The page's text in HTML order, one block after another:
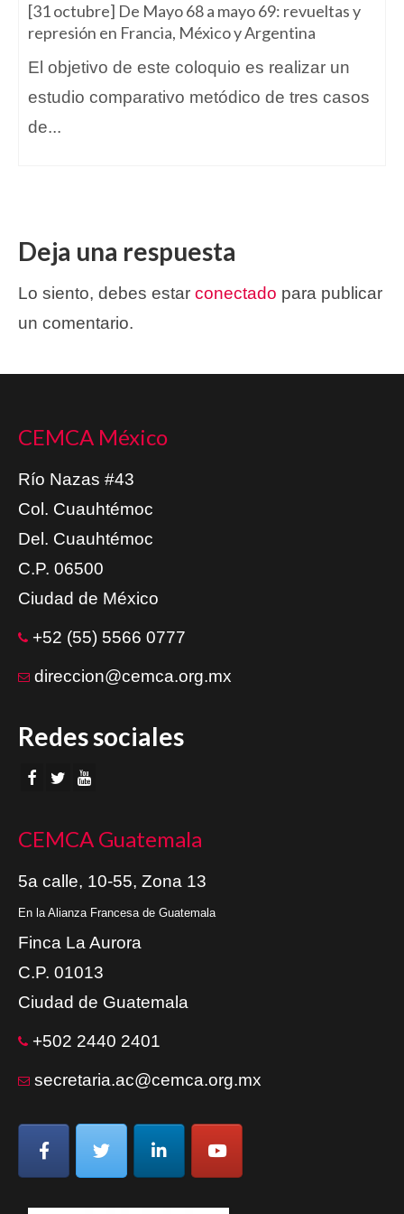
[31 octubre] De Mayo 68 a mayo 69: revueltas y
represión en Francia, México y Argentina
El objetivo de este coloquio es realizar un
estudio comparativo metódico de tres casos
de...
Deja una respuesta
Lo siento, debes estar conectado para publicar
un comentario.
CEMCA México
Río Nazas #43
Col. Cuauhtémoc
Del. Cuauhtémoc
C.P. 06500
Ciudad de México
+52 (55) 5566 0777
direccion@cemca.org.mx
Redes sociales
CEMCA Guatemala
5a calle, 10-55, Zona 13
En la Alianza Francesa de Guatemala
Finca La Aurora
C.P. 01013
Ciudad de Guatemala
+502 2440 2401
secretaria.ac@cemca.org.mx